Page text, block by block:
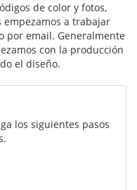
de color y fotos,
empezamos a trabajar
por email. Generalmente
con la producción
el diseño.
los siguientes pasos